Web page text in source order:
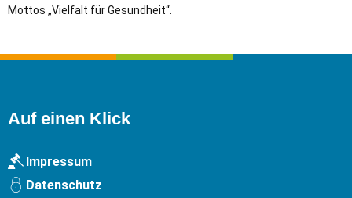
Mottos „Vielfalt für Gesundheit“.
Auf einen Klick
Impressum
Datenschutz